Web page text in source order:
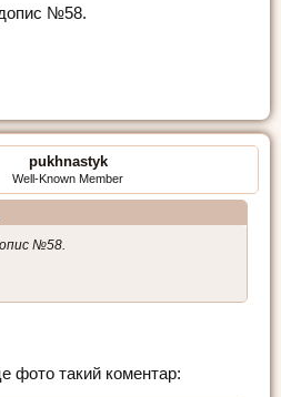
допис №58.
pukhnastyk
Well-Known Member
№58.
фото такий коментар: